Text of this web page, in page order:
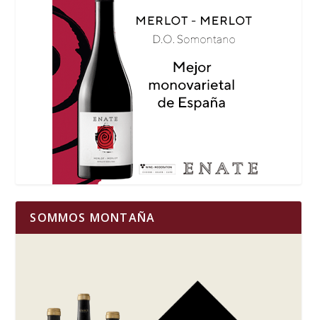
SOMMOS MONTAÑA